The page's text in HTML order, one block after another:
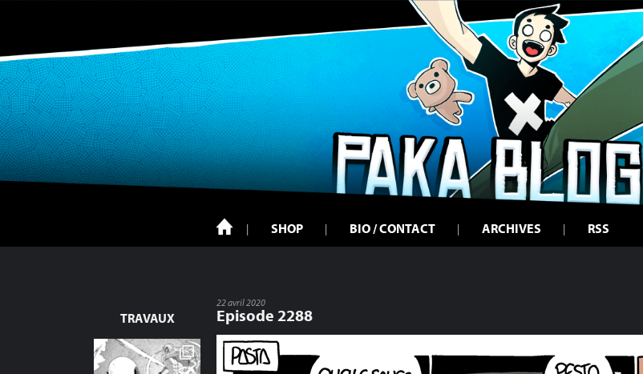
SHOP BIO / CONTACT ARCHIVES RSS
TRAVAUX
22 avril 2020
Episode 2288